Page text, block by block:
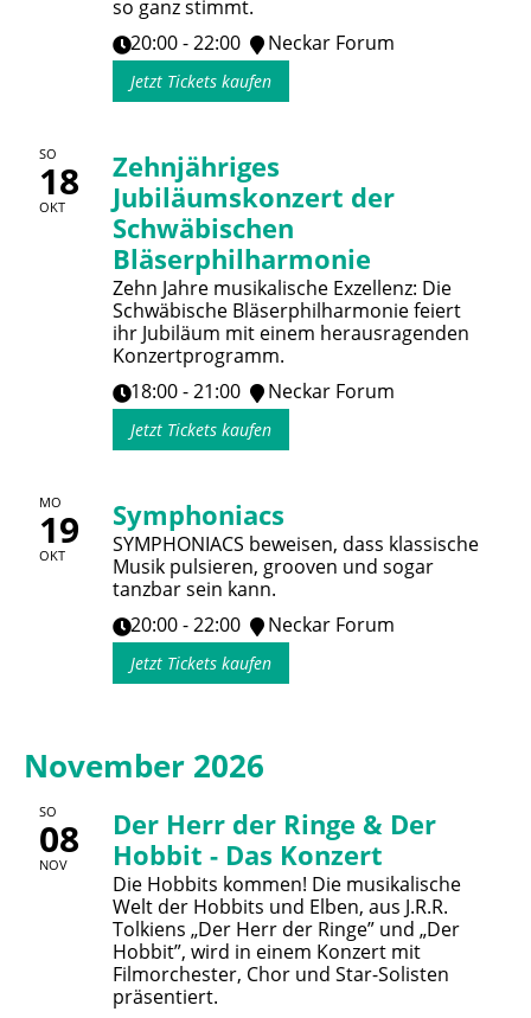
so ganz stimmt.
20:00 - 22:00
Neckar Forum
Jetzt Tickets kaufen
SO
18
OKT
Zehnjähriges
Jubiläumskonzert der
Schwäbischen
Bläserphilharmonie
Zehn Jahre musikalische Exzellenz: Die
Schwäbische Bläserphilharmonie feiert
ihr Jubiläum mit einem herausragenden
Konzertprogramm.
18:00 - 21:00
Neckar Forum
Jetzt Tickets kaufen
MO
19
OKT
Symphoniacs
SYMPHONIACS beweisen, dass klassische
Musik pulsieren, grooven und sogar
tanzbar sein kann.
20:00 - 22:00
Neckar Forum
Jetzt Tickets kaufen
November 2026
SO
08
NOV
Der Herr der Ringe & Der
Hobbit - Das Konzert
Die Hobbits kommen! Die musikalische
Welt der Hobbits und Elben, aus J.R.R.
Tolkiens „Der Herr der Ringe” und „Der
Hobbit”, wird in einem Konzert mit
Filmorchester, Chor und Star-Solisten
präsentiert.